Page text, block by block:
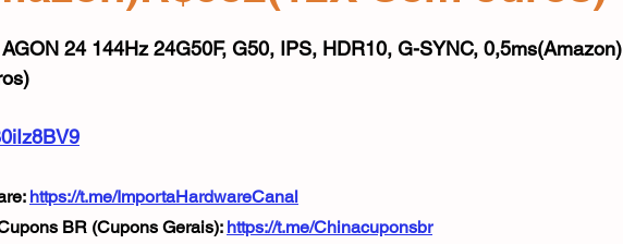
5 estrelas.
24 144Hz 24G50F, G50, IPS, HDR10, G-SYNC, 0,5ms(Amazon)
https://t.me/ImportaHardwareCanal
BR (Cupons Gerais): https://t.me/Chinacuponsbr